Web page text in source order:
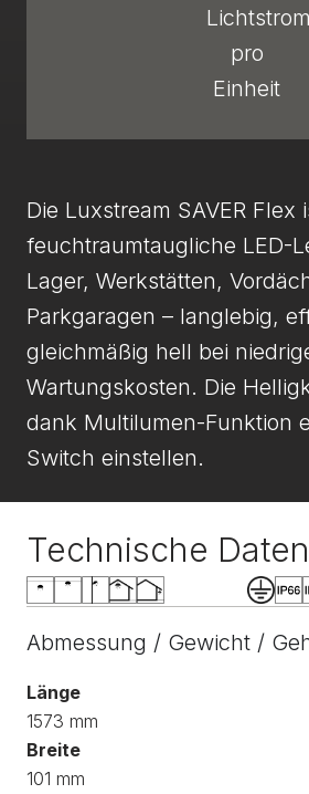
Lichtstrom
pro
Einheit
Die Luxstream SAVER Flex
feuchtraumtaugliche LED-
Lager, Werkstätten,
Parkgaragen – langlebig,
gleichmäßig hell bei
Wartungskosten. Die
dank Multilumen-Funktion
Switch einstellen.
Technische Daten
Abmessung / Gewicht /
Länge
1573 mm
Breite
101 mm